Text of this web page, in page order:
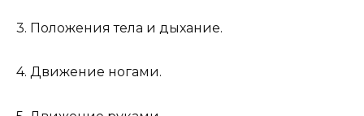
3. Положения тела и дыхание.
4. Движение ногами.